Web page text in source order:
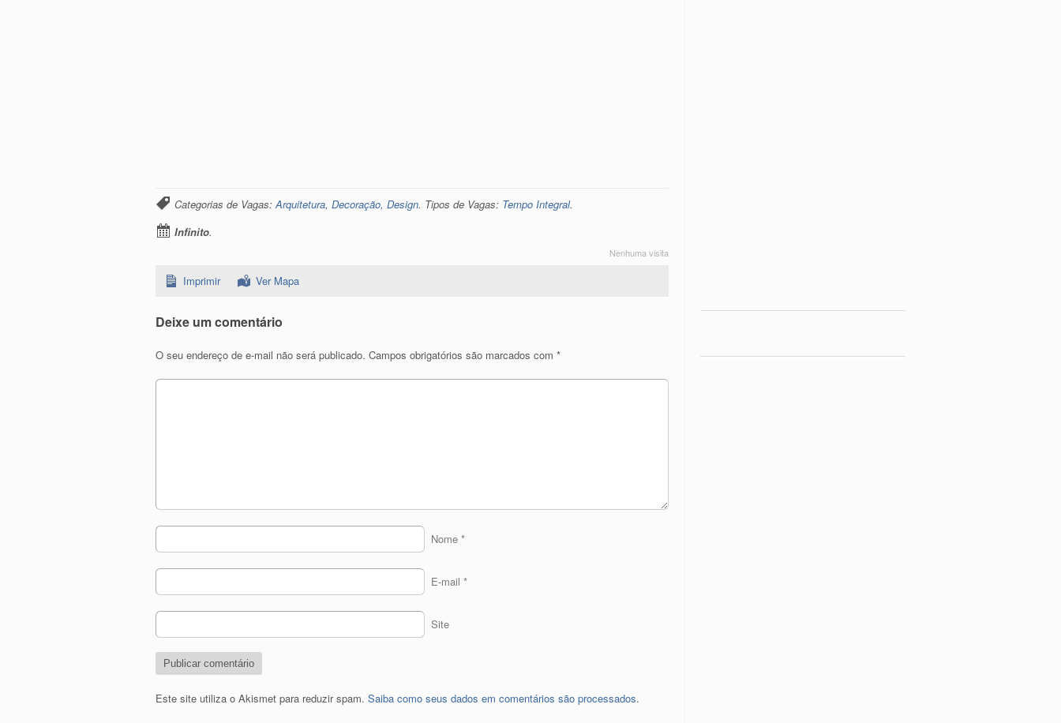
Categorias de Vagas:Arquitetura, Decoração, Design. Tipos de Vagas: Tempo Integral.
Infinito.
Nenhuma visita
Imprimir Ver Mapa
Deixe um comentário
O seu endereço de e-mail não será publicado. Campos obrigatórios são marcados com *
Nome *
E-mail *
Site
Este site utiliza o Akismet para reduzir spam. Saiba como seus dados em comentários são processados.